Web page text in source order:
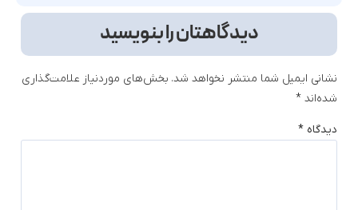
دیدگاهتان را بنویسید
نشانی ایمیل شما منتشر نخواهد شد. بخش‌های موردنیاز علامت‌گذاری
شده‌اند *
دیدگاه *